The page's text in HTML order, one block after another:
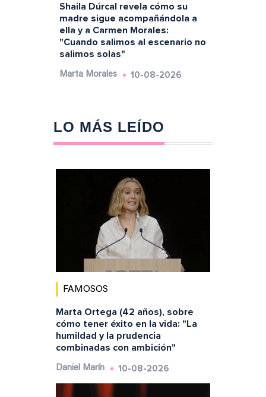
Shaila Dúrcal revela cómo su
madre sigue acompañándola a
ella y a Carmen Morales:
"Cuando salimos al escenario no
salimos solas"
Marta Morales 10-08-2026
LO MÁS LEÍDO
FAMOSOS
Marta Ortega (42 años), sobre
cómo tener éxito en la vida: "La
humildad y la prudencia
combinadas con ambición"
Daniel Marín 10-08-2026